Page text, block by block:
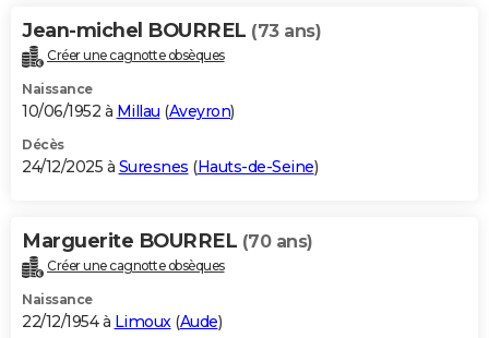
Jean-michel BOURREL (73 ans)
Créer une cagnotte obsèques
Naissance
10/06/1952 à Millau (Aveyron)
Décès
24/12/2025 à Suresnes (Hauts-de-Seine)
Marguerite BOURREL (70 ans)
Créer une cagnotte obsèques
Naissance
22/12/1954 à Limoux (Aude)